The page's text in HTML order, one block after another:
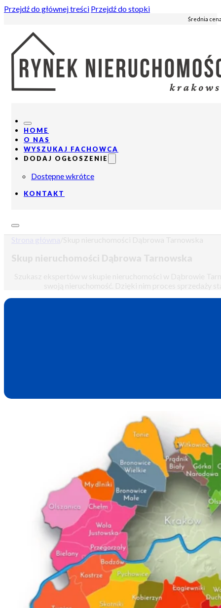
Przejdź do głównej treści Przejdź do stopki
Średnia
HOME
O NAS
WYSZUKAJ FACHOWCA
DODAJ OGŁOSZENIE
Dostępne wkrótce
KONTAKT